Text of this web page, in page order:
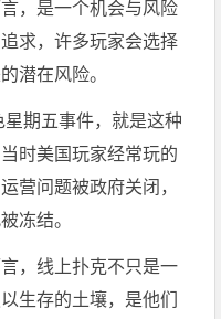
，是一个机会与风险
求，许多玩家会选择
潜在风险。
期五事件，就是这种
时美国玩家经常玩的
营问题被政府关闭，
冻结。
，线上扑克不只是一
生存的土壤，是他们